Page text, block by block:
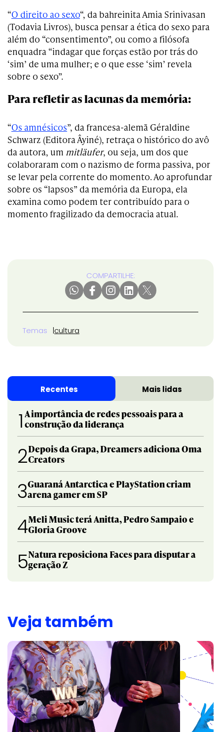
“O direito ao sexo“, da bahreinita Amia Srinivasan
(Todavia Livros), busca pensar a ética do sexo para
além do “consentimento”, ou como a filósofa
enquadra “indagar que forças estão por trás do
‘sim’ de uma mulher; e o que esse ‘sim’ revela
sobre o sexo”.
Para refletir as lacunas da memória:
“Os amnésicos”, da francesa-alemã Géraldine
Schwarz (Editora Âyiné), retraça o histórico do avô
da autora, um mitläufer, ou seja, um dos que
colaboraram com o nazismo de forma passiva, por
se levar pela corrente do momento. Ao aprofundar
sobre os “lapsos” da memória da Europa, ela
examina como podem ter contribuído para o
momento fragilizado da democracia atual.
COMPARTILHE:
Temas cultura
Recentes Mais lidas
1 A importância de redes pessoais para a
construção da liderança
2Depois da Grapa, Dreamers adiciona Oma
Creators
3Guaraná Antarctica e PlayStation criam
arena gamer em SP
4Meli Music terá Anitta, Pedro Sampaio e
Gloria Groove
5Natura reposiciona Faces para disputar a
geração Z
Veja também